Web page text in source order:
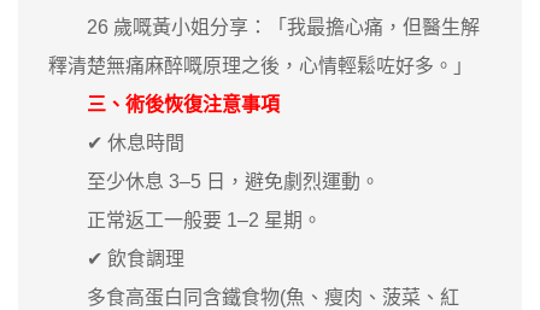
26 歲嘅黃小姐分享：「我最擔心痛，但醫生解
釋清楚無痛麻醉嘅原理之後，心情輕鬆咗好多。」
三、術後恢復注意事項
✔ 休息時間
至少休息 3–5 日，避免劇烈運動。
正常返工一般要 1–2 星期。
✔ 飲食調理
多食高蛋白同含鐵食物(魚、瘦肉、菠菜、紅